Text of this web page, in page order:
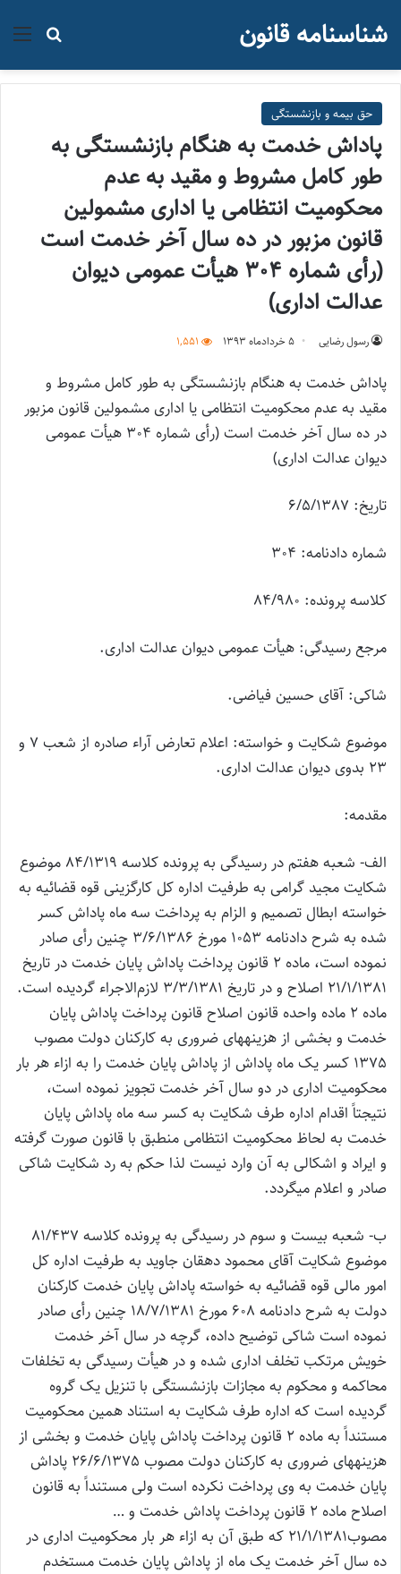
جستجو شناسنامه قانون
حق بیمه و بازنشستگی
پاداش خدمت به هنگام بازنشستگی به
طور کامل مشروط و مقید به عدم
محکومیت انتظامی یا اداری مشمولین
قانون مزبور در ده سال آخر خدمت است
(رأی شماره 304 هیأت عمومی دیوان
عدالت اداری)
رسول رضایی ۵ خرداد‌ماه ۱۳۹۳ 1,551
پاداش خدمت به هنگام بازنشستگی به طور کامل مشروط و
مقید به عدم محکومیت انتظامی یا اداری مشمولین قانون مزبور
در ده سال آخر خدمت است (رأی شماره 304 هیأت عمومی
دیوان عدالت اداری)
تاریخ: 6/5/1387
شماره دادنامه: 304
کلاسه پرونده: 84/980
مرجع رسیدگی: هیأت عمومی دیوان عدالت اداری.
شاکی: آقای حسین فیاضی.
موضوع شکایت و خواسته: اعلام تعارض آراء صادره از شعب 7 و
23 بدوی دیوان عدالت اداری.
مقدمه:
الف- شعبه هفتم در رسیدگی به پرونده کلاسه 84/1319 موضوع
شکایت مجید گرامی به طرفیت اداره کل کارگزینی قوه قضائیه به
خواسته ابطال تصمیم و الزام به پرداخت سه ماه پاداش کسر
شده به شرح دادنامه 1053 مورخ 3/6/1386 چنین رأی صادر
نموده است، ماده 2 قانون پرداخت پاداش پایان خدمت در تاریخ
21/1/1381 اصلاح و در تاریخ 3/3/1381 لازم‌الاجراء گردیده است.
ماده 2 ماده واحده قانون اصلاح قانون پرداخت پاداش پایان
خدمت و بخشی از هزینه‎های ضروری به کارکنان دولت مصوب
1375 کسر یک ماه پاداش از پاداش پایان خدمت را به ازاء هر بار
محکومیت اداری در دو سال آخر خدمت تجویز نموده است،
نتیجتاً اقدام اداره طرف شکایت به کسر سه ماه پاداش پایان
خدمت به لحاظ محکومیت انتظامی منطبق با قانون صورت گرفته
و ایراد و اشکالی به آن وارد نیست لذا حکم به رد شکایت شاکی
صادر و اعلام می‎گردد.
ب- شعبه بیست و سوم در رسیدگی به پرونده کلاسه 81/437
موضوع شکایت آقای محمود دهقان جاوید به طرفیت اداره کل
امور مالی قوه قضائیه به خواسته پاداش پایان خدمت کارکنان
دولت به شرح دادنامه 608 مورخ 18/7/1381 چنین رأی صادر
نموده است شاکی توضیح داده، گرچه در سال آخر خدمت
خویش مرتکب تخلف اداری شده و در هیأت رسیدگی به تخلفات
محاکمه و محکوم به مجازات بازنشستگی با تنزیل یک گروه
گردیده است که اداره طرف شکایت به استناد همین محکومیت
مستنداً به ماده 2 قانون پرداخت پاداش پایان خدمت و بخشی از
هزینه‎های ضروری به کارکنان دولت مصوب 26/6/1375 پاداش
پایان خدمت به وی پرداخت نکرده است ولی مستنداً به قانون
اصلاح ماده 2 قانون پرداخت پاداش خدمت و …
مصوب21/1/1381 که طبق آن به ازاء هر بار محکومیت اداری در
ده سال آخر خدمت یک ماه از پاداش پایان خدمت مستخدم